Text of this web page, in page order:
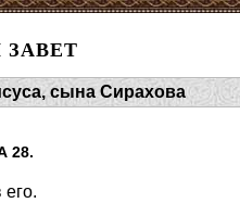
сына Сирахова
28.